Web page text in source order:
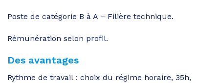
Poste de catégorie B à A – Filière technique.
Rémunération selon profil.
Des avantages
Rythme de travail : choix du régime horaire, 35h,